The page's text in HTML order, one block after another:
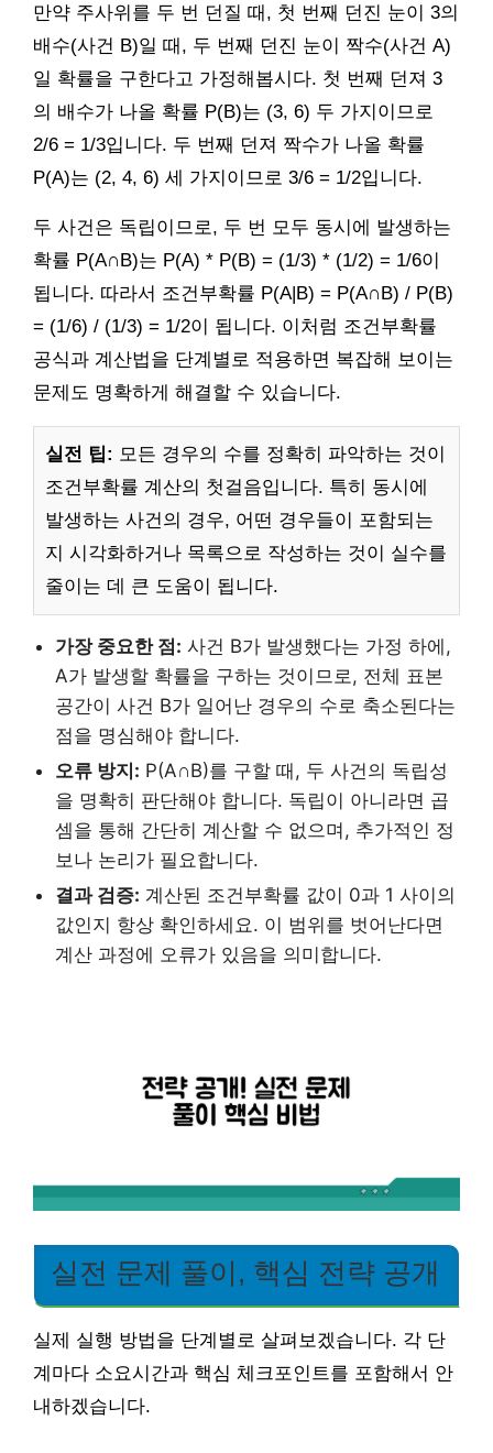
만약 주사위를 두 번 던질 때, 첫 번째 던진 눈이 3의
배수(사건 B)일 때, 두 번째 던진 눈이 짝수(사건 A)
일 확률을 구한다고 가정해봅시다. 첫 번째 던져 3
의 배수가 나올 확률 P(B)는 (3, 6) 두 가지이므로
2/6 = 1/3입니다. 두 번째 던져 짝수가 나올 확률
P(A)는 (2, 4, 6) 세 가지이므로 3/6 = 1/2입니다.
두 사건은 독립이므로, 두 번 모두 동시에 발생하는
확률 P(A∩B)는 P(A) * P(B) = (1/3) * (1/2) = 1/6이
됩니다. 따라서 조건부확률 P(A|B) = P(A∩B) / P(B)
= (1/6) / (1/3) = 1/2이 됩니다. 이처럼 조건부확률
공식과 계산법을 단계별로 적용하면 복잡해 보이는
문제도 명확하게 해결할 수 있습니다.
실전 팁: 모든 경우의 수를 정확히 파악하는 것이
조건부확률 계산의 첫걸음입니다. 특히 동시에
발생하는 사건의 경우, 어떤 경우들이 포함되는
지 시각화하거나 목록으로 작성하는 것이 실수를
줄이는 데 큰 도움이 됩니다.
가장 중요한 점: 사건 B가 발생했다는 가정 하에,
A가 발생할 확률을 구하는 것이므로, 전체 표본
공간이 사건 B가 일어난 경우의 수로 축소된다는
점을 명심해야 합니다.
오류 방지: P(A∩B)를 구할 때, 두 사건의 독립성
을 명확히 판단해야 합니다. 독립이 아니라면 곱
셈을 통해 간단히 계산할 수 없으며, 추가적인 정
보나 논리가 필요합니다.
결과 검증: 계산된 조건부확률 값이 0과 1 사이의
값인지 항상 확인하세요. 이 범위를 벗어난다면
계산 과정에 오류가 있음을 의미합니다.
실전 문제 풀이, 핵심 전략 공개
실제 실행 방법을 단계별로 살펴보겠습니다. 각 단
계마다 소요시간과 핵심 체크포인트를 포함해서 안
내하겠습니다.